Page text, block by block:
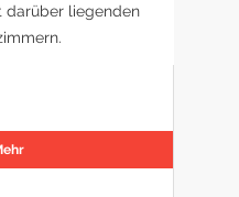
darüber liegenden